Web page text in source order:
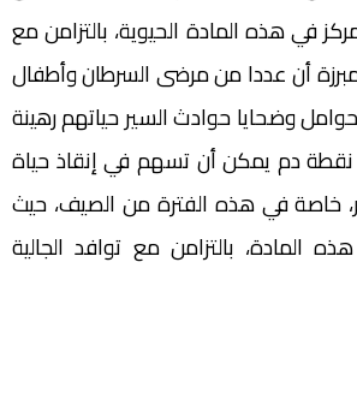
في هذه المادة الحيوية، بالتزامن مع
أن عددا من مرضى السرطان وأطفال
وضحايا حوادث السير حياتهم رهينة
نقطة دم يمكن أن تسهم في إنقاذ حياة
في هذه الفترة من الصيف، حيث
المادة، بالتزامن مع توافد الجالية